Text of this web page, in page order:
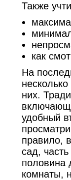
Также
как
На
них.
удобный
правило,
сад,
половина
комнаты,